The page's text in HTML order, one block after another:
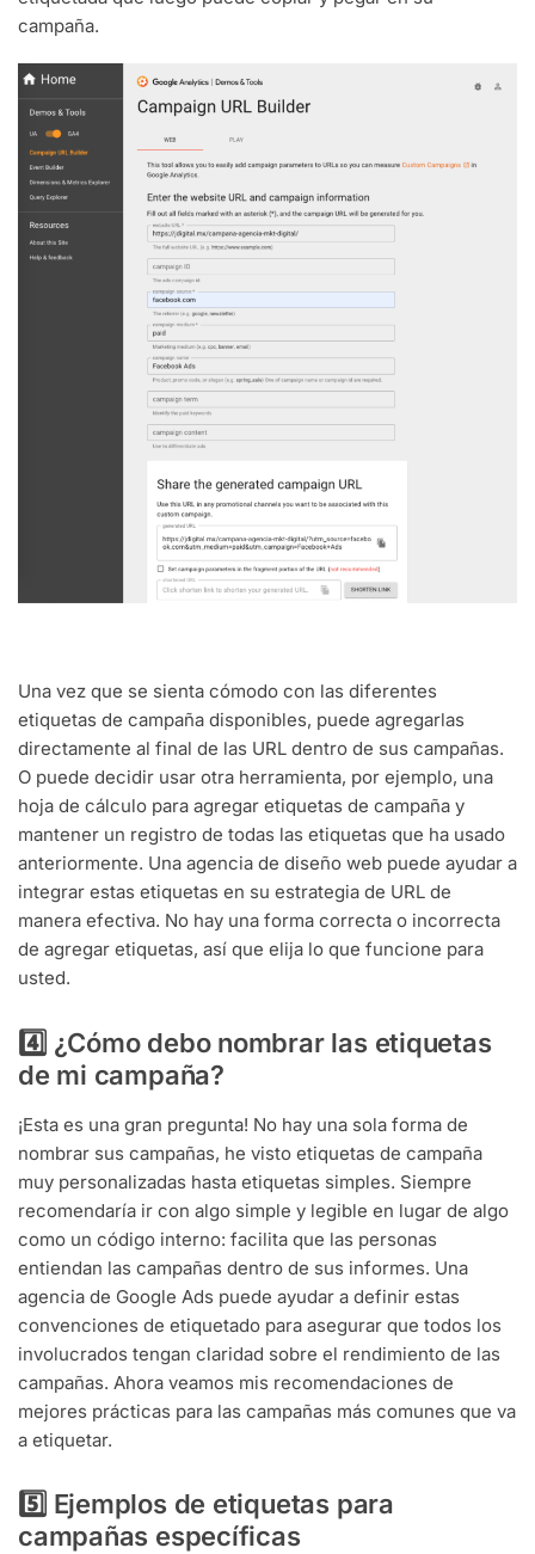
campaña.
Una vez que se sienta cómodo con las diferentes
etiquetas de campaña disponibles, puede agregarlas
directamente al final de las URL dentro de sus campañas.
O puede decidir usar otra herramienta, por ejemplo, una
hoja de cálculo para agregar etiquetas de campaña y
mantener un registro de todas las etiquetas que ha usado
anteriormente. Una agencia de diseño web puede ayudar a
integrar estas etiquetas en su estrategia de URL de
manera efectiva. No hay una forma correcta o incorrecta
de agregar etiquetas, así que elija lo que funcione para
usted.
4️⃣ ¿Cómo debo nombrar las etiquetas
de mi campaña?
¡Esta es una gran pregunta! No hay una sola forma de
nombrar sus campañas, he visto etiquetas de campaña
muy personalizadas hasta etiquetas simples. Siempre
recomendaría ir con algo simple y legible en lugar de algo
como un código interno: facilita que las personas
entiendan las campañas dentro de sus informes. Una
agencia de Google Ads puede ayudar a definir estas
convenciones de etiquetado para asegurar que todos los
involucrados tengan claridad sobre el rendimiento de las
campañas. Ahora veamos mis recomendaciones de
mejores prácticas para las campañas más comunes que va
a etiquetar.
5️⃣ Ejemplos de etiquetas para
campañas específicas